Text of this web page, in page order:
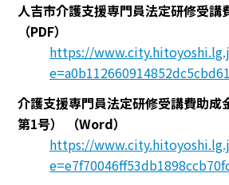
人吉市介護支援専門員法定研修受講
（PDF）
https://
介護支援専門員法定研修受講費助成
第1号）
（Word）
https://